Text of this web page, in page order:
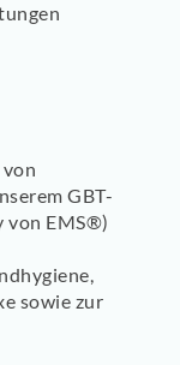
GBT-
von EMS®)
sowie zur